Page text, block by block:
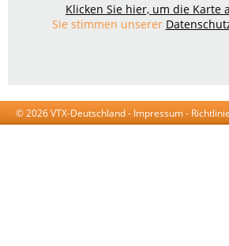
Klicken Sie hier, um die Karte
Sie stimmen unserer
© 2026 VTX-Deutschland - Impressum-
AGB-Datenschutzerklärung